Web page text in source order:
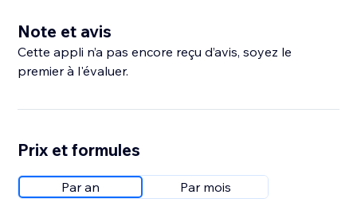
Note et avis
Cette appli n’a pas encore reçu d’avis, soyez le
premier à l'évaluer.
Prix et formules
Par an Par mois